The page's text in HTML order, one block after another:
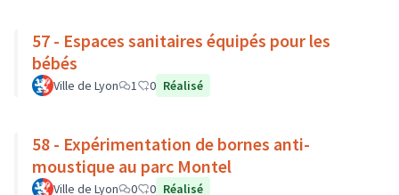
57 - Espaces sanitaires équipés pour les
bébés
Ville de Lyon 1 0 Réalisé
58 - Expérimentation de bornes anti-
moustique au parc Montel
Ville de Lyon 0 0 Réalisé